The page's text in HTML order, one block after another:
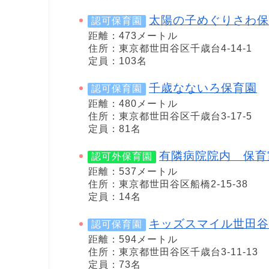
認可保育園 太陽の子めぐりさわ
距離：473メートル
住所：東京都世田谷区千歳台4-14-1
定員：103名
認可保育園 千歳なないろ保育園
距離：480メートル
住所：東京都世田谷区千歳台3-17-5
定員：81名
認可外保育園 有隣病院院内 保育
距離：537メートル
住所：東京都世田谷区船橋2-15-38
定員：14名
認可保育園 キッズスマイル世田
距離：594メートル
住所：東京都世田谷区千歳台3-11-13
定員：73名